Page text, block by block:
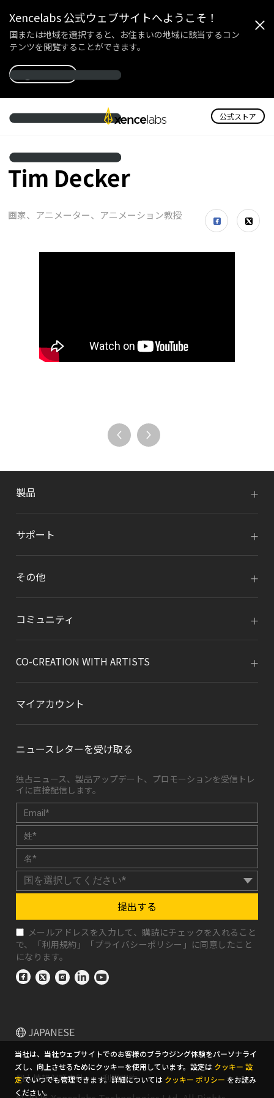
Xencelabs 公式ウェブサイトへようこそ！
国または地域を選択すると、お住まいの地域に該当するコン
テンツを閲覧することができます。
公式ストア
Tim Decker
画家、アニメーター、アニメーション教授
製品
サポート
その他
コミュニティ
CO-CREATION WITH ARTISTS
マイアカウント
ニュースレターを受け取る
独占ニュース、製品アップデート、プロモーションを受信トレ
イに直接配信します。
提出する
メールアドレスを入力して、購読にチェックを入れること
で、「利用規約 」「プライバシーポリシー 」に同意したこと
になります。
JAPANESE
個人情報保護方針 利用規約
当社は、当社ウェブサイトでのお客様のブラウジング体験をパーソナライ
ズし、向上させるためにクッキーを使用しています。設定は クッキー 設
定でいつでも管理できます。詳細については クッキー ポリシー をお読み
ください。